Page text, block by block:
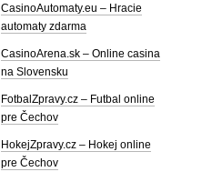
CasinoAutomaty.eu – Hracie
automaty zdarma
CasinoArena.sk – Online casina
na Slovensku
FotbalZpravy.cz – Futbal online
pre Čechov
HokejZpravy.cz – Hokej online
pre Čechov